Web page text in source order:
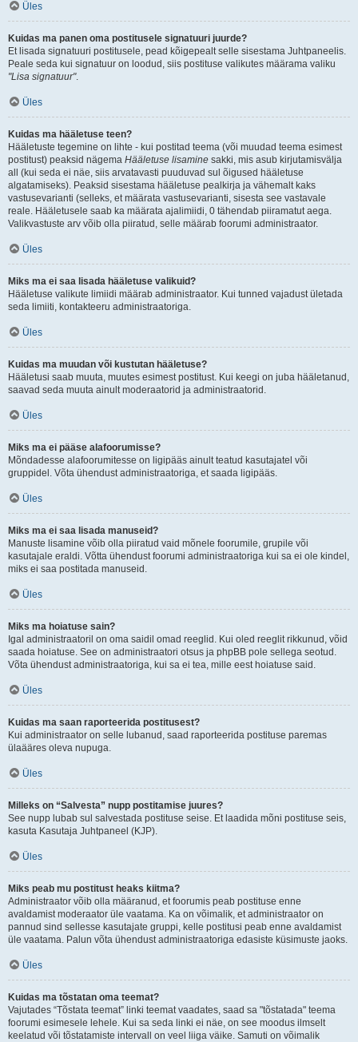
Üles
Kuidas ma panen oma postitusele signatuuri juurde?
Et lisada signatuuri postitusele, pead kõigepealt selle sisestama Juhtpaneelis.
Peale seda kui signatuur on loodud, siis postituse valikutes määrama valiku
"Lisa signatuur".
Üles
Kuidas ma hääletuse teen?
Hääletuste tegemine on lihte - kui postitad teema (või muudad teema esimest
postitust) peaksid nägema Hääletuse lisamine sakki, mis asub kirjutamisvälja
all (kui seda ei näe, siis arvatavasti puuduvad sul õigused hääletuse
algatamiseks). Peaksid sisestama hääletuse pealkirja ja vähemalt kaks
vastusevarianti (selleks, et määrata vastusevarianti, sisesta see vastavale
reale. Hääletusele saab ka määrata ajalimiidi, 0 tähendab piiramatut aega.
Valikvastuste arv võib olla piiratud, selle määrab foorumi administraator.
Üles
Miks ma ei saa lisada hääletuse valikuid?
Hääletuse valikute limiidi määrab administraator. Kui tunned vajadust ületada
seda limiiti, kontakteeru administraatoriga.
Üles
Kuidas ma muudan või kustutan hääletuse?
Hääletusi saab muuta, muutes esimest postitust. Kui keegi on juba hääletanud,
saavad seda muuta ainult moderaatorid ja administraatorid.
Üles
Miks ma ei pääse alafoorumisse?
Mõndadesse alafoorumitesse on ligipääs ainult teatud kasutajatel või
gruppidel. Võta ühendust administraatoriga, et saada ligipääs.
Üles
Miks ma ei saa lisada manuseid?
Manuste lisamine võib olla piiratud vaid mõnele foorumile, grupile või
kasutajale eraldi. Võtta ühendust foorumi administraatoriga kui sa ei ole kindel,
miks ei saa postitada manuseid.
Üles
Miks ma hoiatuse sain?
Igal administraatoril on oma saidil omad reeglid. Kui oled reeglit rikkunud, võid
saada hoiatuse. See on administraatori otsus ja phpBB pole sellega seotud.
Võta ühendust administraatoriga, kui sa ei tea, mille eest hoiatuse said.
Üles
Kuidas ma saan raporteerida postitusest?
Kui administraator on selle lubanud, saad raporteerida postituse paremas
ülaääres oleva nupuga.
Üles
Milleks on “Salvesta” nupp postitamise juures?
See nupp lubab sul salvestada postituse seise. Et laadida mõni postituse seis,
kasuta Kasutaja Juhtpaneel (KJP).
Üles
Miks peab mu postitust heaks kiitma?
Administraator võib olla määranud, et foorumis peab postituse enne
avaldamist moderaator üle vaatama. Ka on võimalik, et administraator on
pannud sind sellesse kasutajate gruppi, kelle postitusi peab enne avaldamist
üle vaatama. Palun võta ühendust administraatoriga edasiste küsimuste jaoks.
Üles
Kuidas ma tõstatan oma teemat?
Vajutades “Tõstata teemat” linki teemat vaadates, saad sa "tõstatada" teema
foorumi esimesele lehele. Kui sa seda linki ei näe, on see moodus ilmselt
keelatud või tõstatamiste intervall on veel liiga väike. Samuti on võimalik